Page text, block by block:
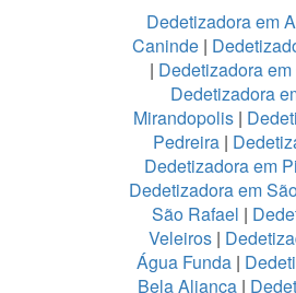
Dedetizadora em
Caninde|
| Dedetizadora
Dedetizadora
Mirandopolis |
Pedreira |
Dedetizadora em
Dedetizadora em
São Rafael |
Veleiros|
Água Funda |
Bela Aliança |